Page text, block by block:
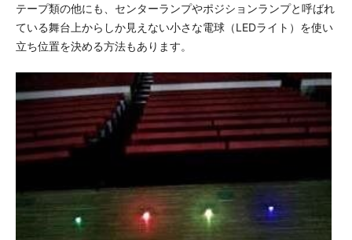
テープ類の他にも、センターランプやポジションランプと呼ばれ
ている舞台上からしか見えない小さな電球（LEDライト）を使い
立ち位置を決める方法もあります。